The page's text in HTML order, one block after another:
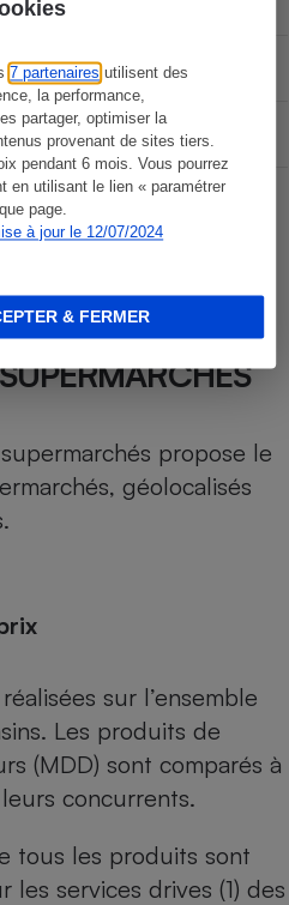
7 partenaires utilisent des
la performance,
partager, optimiser la
provenant de sites tiers.
pendant 6 mois. Vous pourrez
en utilisant le lien « paramétrer
page.
à jour le 12/07/2024
& FERMER
97,95 € 137,13 €
107,45 € 150,43 €
102,95 € 144,13 €
DE NOTRE
propose le
géolocalisés
sur l’ensemble
Les produits de
(MDD) sont comparés à
concurrents.
tous les produits sont
les services drives (1) des